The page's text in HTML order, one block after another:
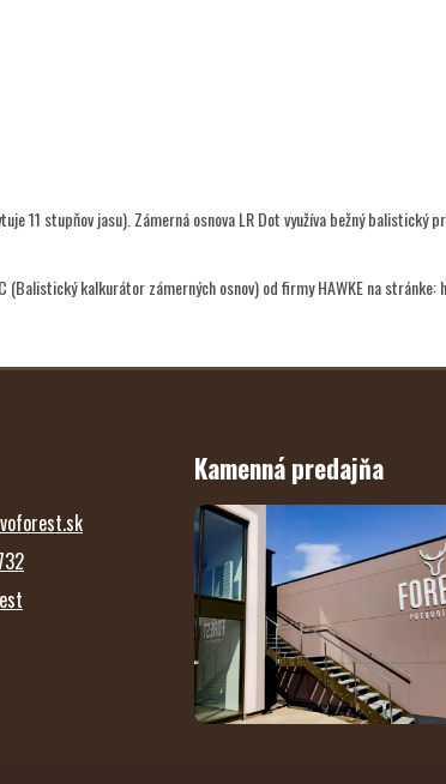
11 stupňov jasu). Zámerná osnova LR Dot využíva bežný
kalkurátor zámerných osnov) od firmy HAWKE na
Kamenná predajňa